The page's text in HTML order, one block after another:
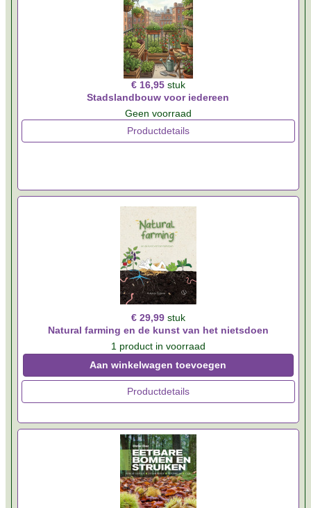
€ 16,95 stuk
Stadslandbouw voor iedereen
Geen voorraad
Productdetails
€ 29,99 stuk
Natural farming en de kunst van het nietsdoen
1 product in voorraad
Aan winkelwagen toevoegen
Productdetails